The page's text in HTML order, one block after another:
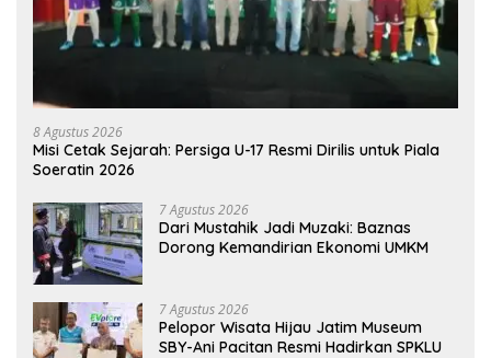
8 Agustus 2026
Misi Cetak Sejarah: Persiga U-17 Resmi Dirilis untuk Piala
Soeratin 2026
7 Agustus 2026
Dari Mustahik Jadi Muzaki: Baznas
Dorong Kemandirian Ekonomi UMKM
7 Agustus 2026
Pelopor Wisata Hijau Jatim Museum
SBY-Ani Pacitan Resmi Hadirkan SPKLU